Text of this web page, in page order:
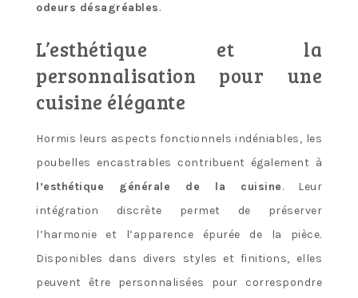
odeurs désagréables.
L’esthétique et la
personnalisation pour une
cuisine élégante
Hormis leurs aspects fonctionnels indéniables, les
poubelles encastrables contribuent également à
l’esthétique générale de la cuisine. Leur
intégration discrète permet de préserver
l’harmonie et l’apparence épurée de la pièce.
Disponibles dans divers styles et finitions, elles
peuvent être personnalisées pour correspondre